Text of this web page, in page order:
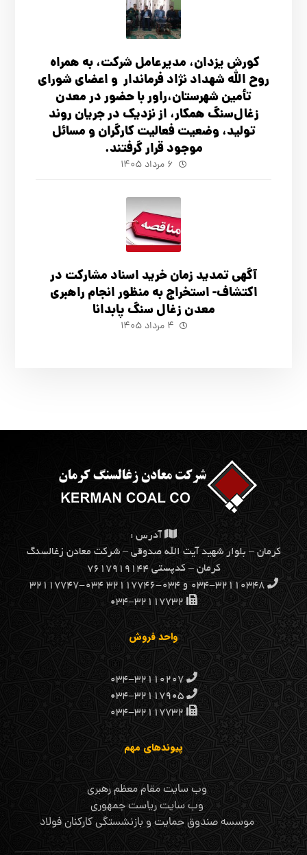
کورش یزدان، مدیرعامل شرکت، به همراه
روح الله شهداد نژاد فرماندار و اعضای شورای
تأ‌مین شهرستان،راور با حضور در معدن
زغال‌سنگ همکار، از نزدیک در جریان روند
تولید، وضعیت فعالیت کارگران و مسائل
موجود قرار گرفتند.
۶ مرداد ۱۴۰۵
آگهي تمدید زمان خرید اسناد مشارکت در
اکتشاف- استخراج به منظور انجام راهبری
معدن زغال سنگ پابدانا
۴ مرداد ۱۴۰۵
آدرس :
كرمان – بلوار شهيد آيت الله صدوقي – شركت معادن زغالسنگ
كرمان – کدپستی ۷۶۱۷۹۱۹۱۴۴
۰۳۴-۳۲۱۱۰۳۴۸ و ۰۳۴-۳۲۱۱۷۷۴۶ ۰۳۴-۳۲۱۱۷۷۴۷
۰۳۴-۳۲۱۱۷۷۳۲
واحد فروش
۰۳۴-۳۲۱۱۰۲۰۷
۰۳۴-۳۲۱۱۷۹۰۵
۰۳۴-۳۲۱۱۷۷۳۲
پیوندهای مهم
وب سایت مقام معظم رهبری
وب سایت ریاست جمهوری
موسسه صندوق حمایت و بازنشستگی کارکنان فولاد